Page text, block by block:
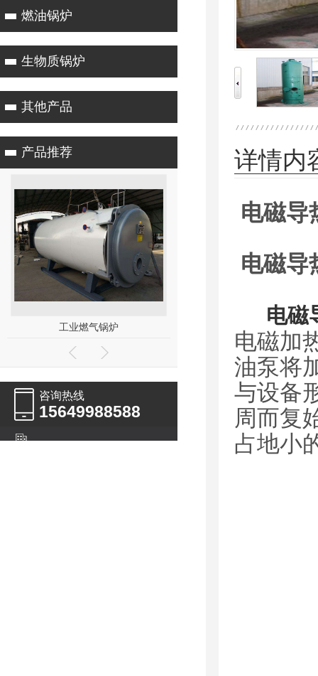
燃油锅炉
生物质锅炉
其他产品
产品推荐
工业燃气锅炉
咨询热线
15649988588
详情内
电磁导
电磁导
电磁
电磁加
油泵将
与设备
周而复
占地小